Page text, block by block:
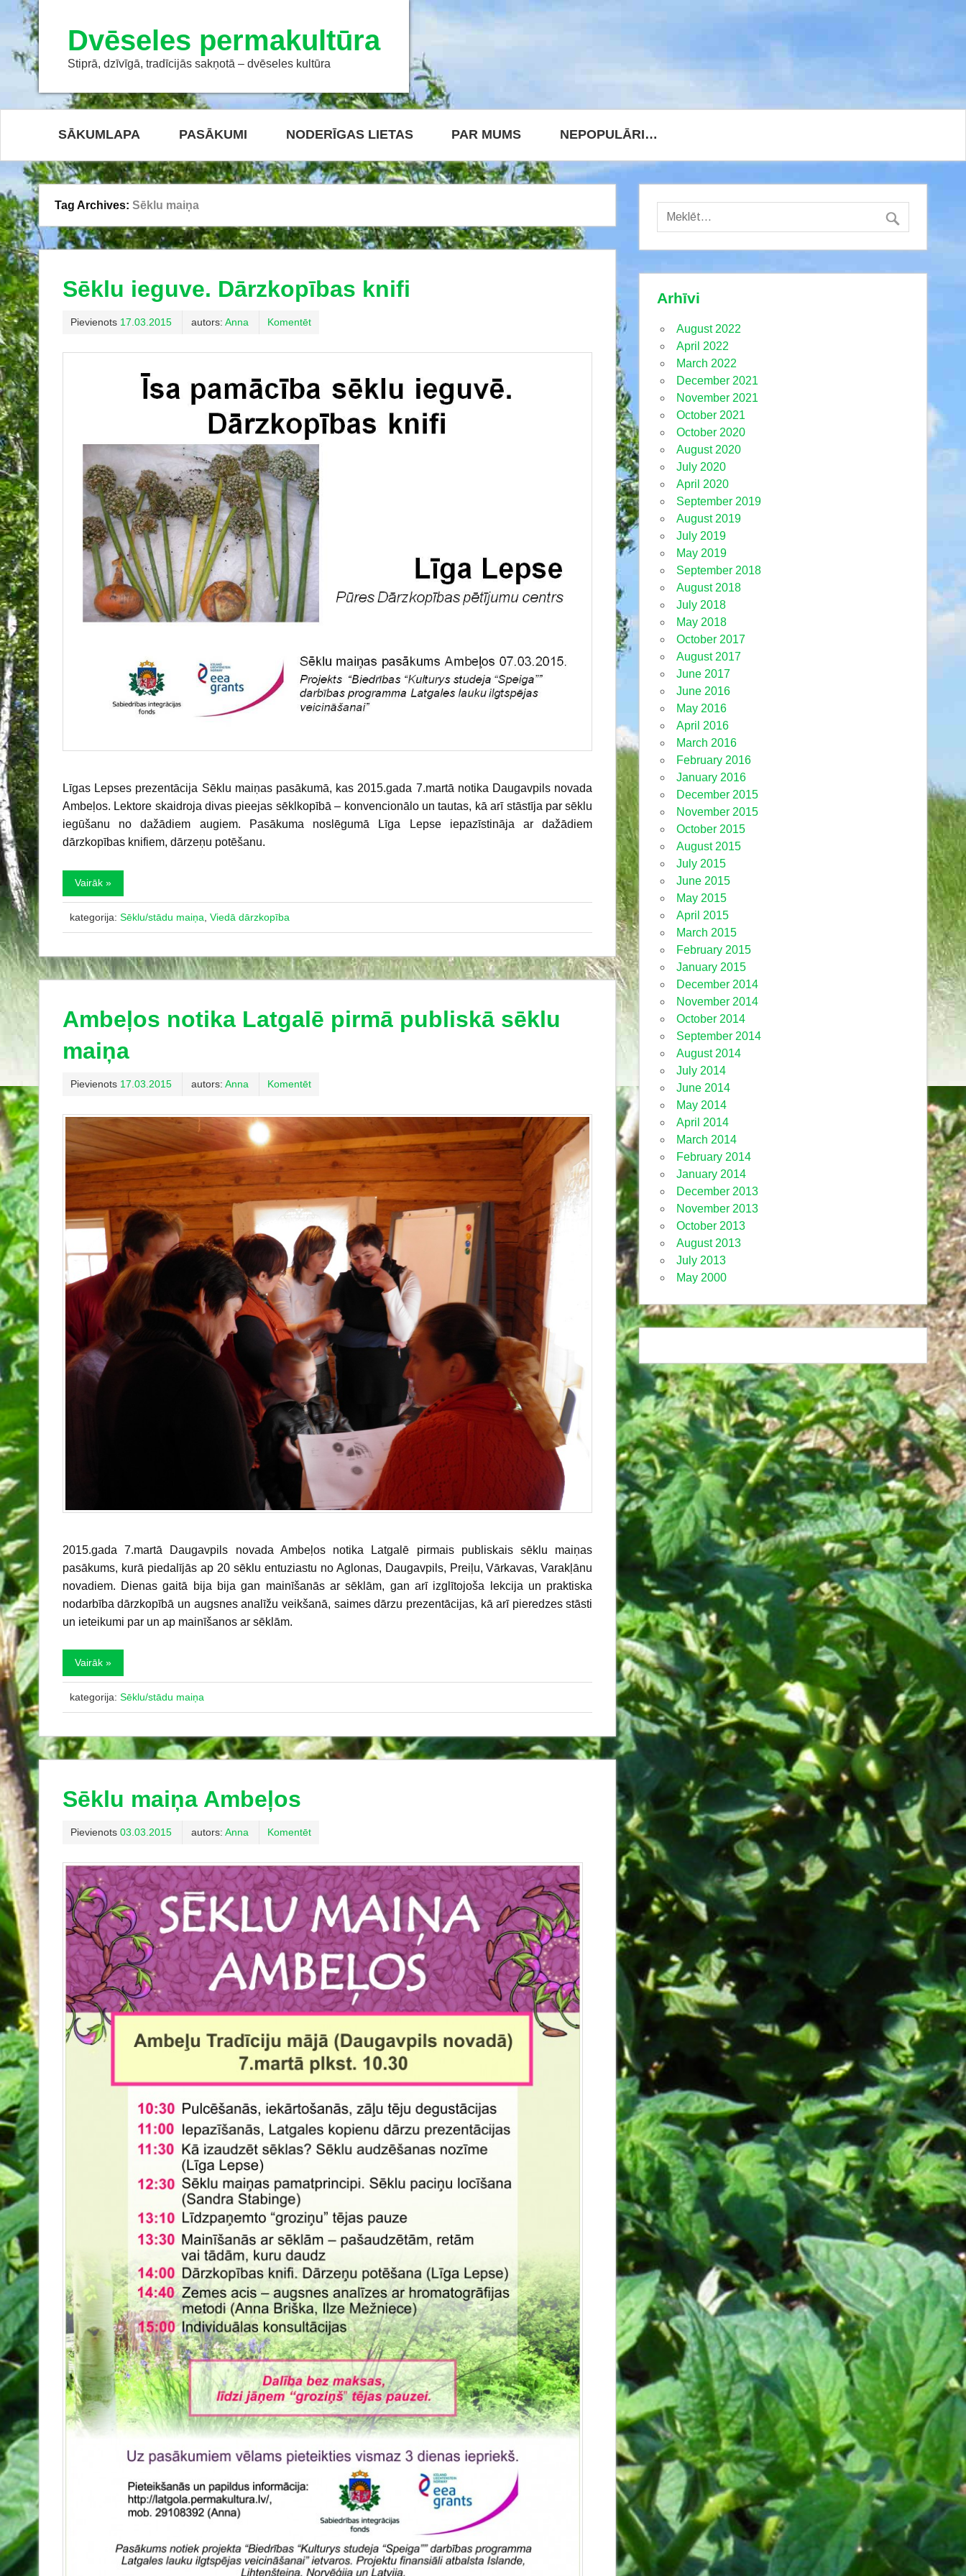
Dvēseles permakultūra
Stiprā, dzīvīgā, tradīcijās sakņotā – dvēseles kultūra
SĀKUMLAPA PASĀKUMI NODERĪGAS LIETAS PAR MUMS NEPOPULĀRI…
Tag Archives: Sēklu maiņa
Sēklu ieguve. Dārzkopības knifi
Pievienots 17.03.2015 autors: Anna Komentēt
Līgas Lepses prezentācija Sēklu maiņas pasākumā, kas 2015.gada 7.martā notika Daugavpils novada
Ambeļos. Lektore skaidroja divas pieejas sēklkopībā – konvencionālo un tautas, kā arī stāstīja par sēklu
iegūšanu no dažādiem augiem. Pasākuma noslēgumā Līga Lepse iepazīstināja ar dažādiem
dārzkopības knifiem, dārzeņu potēšanu.
Vairāk »
kategorija: Sēklu/stādu maiņa Viedā dārzkopība
Ambeļos notika Latgalē pirmā publiskā sēklu
maiņa
Pievienots 17.03.2015 autors: Anna Komentēt
2015.gada 7.martā Daugavpils novada Ambeļos notika Latgalē pirmais publiskais sēklu maiņas
pasākums, kurā piedalījās ap 20 sēklu entuziastu no Aglonas, Daugavpils, Preiļu, Vārkavas, Varakļānu
novadiem. Dienas gaitā bija bija gan mainīšanās ar sēklām, gan arī izglītojoša lekcija un praktiska
nodarbība dārzkopībā un augsnes analīžu veikšanā, saimes dārzu prezentācijas, kā arī pieredzes stāsti
un ieteikumi par un ap mainīšanos ar sēklām.
Vairāk »
kategorija: Sēklu/stādu maiņa
Sēklu maiņa Ambeļos
Pievienots 03.03.2015 autors: Anna Komentēt
Arhīvi
August 2022
April 2022
March 2022
December 2021
November 2021
October 2021
October 2020
August 2020
July 2020
April 2020
September 2019
August 2019
July 2019
May 2019
September 2018
August 2018
July 2018
May 2018
October 2017
August 2017
June 2017
June 2016
May 2016
April 2016
March 2016
February 2016
January 2016
December 2015
November 2015
October 2015
August 2015
July 2015
June 2015
May 2015
April 2015
March 2015
February 2015
January 2015
December 2014
November 2014
October 2014
September 2014
August 2014
July 2014
June 2014
May 2014
April 2014
March 2014
February 2014
January 2014
December 2013
November 2013
October 2013
August 2013
July 2013
May 2000